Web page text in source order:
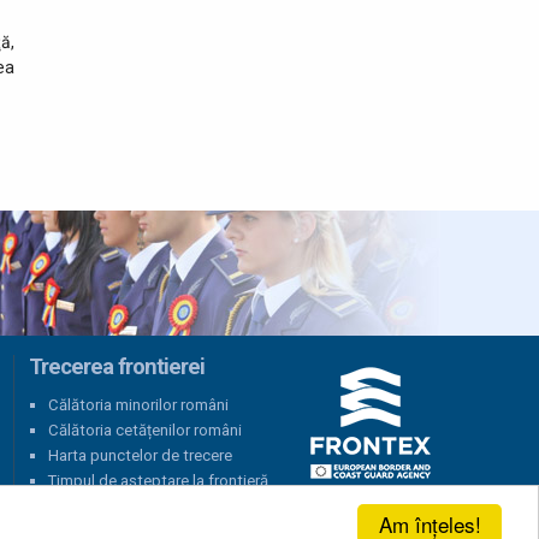
Am înțeles!
Trecerea frontierei
Călătoria minorilor români
Călătoria cetățenilor români
Harta punctelor de trecere
Timpul de așteptare la frontieră